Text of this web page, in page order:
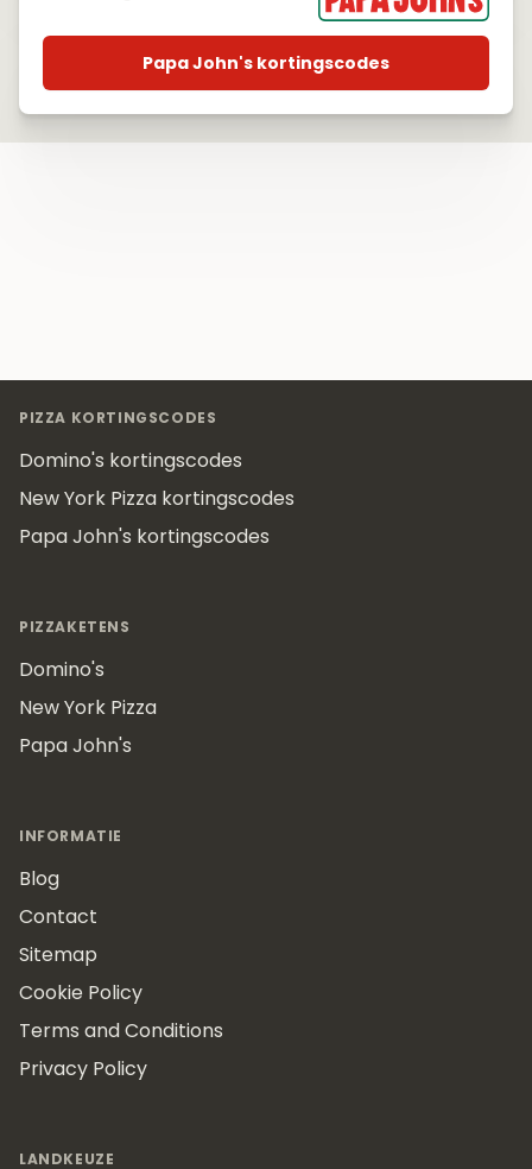
Papa John's kortingscodes
PIZZA KORTINGSCODES
Domino's kortingscodes
New York Pizza kortingscodes
Papa John's kortingscodes
PIZZAKETENS
Domino's
New York Pizza
Papa John's
INFORMATIE
Blog
Contact
Sitemap
Cookie Policy
Terms and Conditions
Privacy Policy
LANDKEUZE